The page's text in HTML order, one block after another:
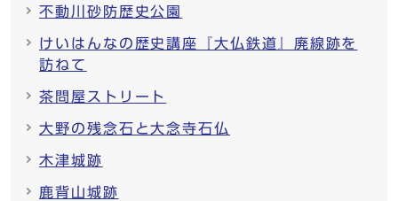
不動川砂防歴史公園
けいはんなの歴史講座『大仏鉄道』廃線跡を
訪ねて
茶問屋ストリート
大野の残念石と大念寺石仏
木津城跡
鹿背山城跡